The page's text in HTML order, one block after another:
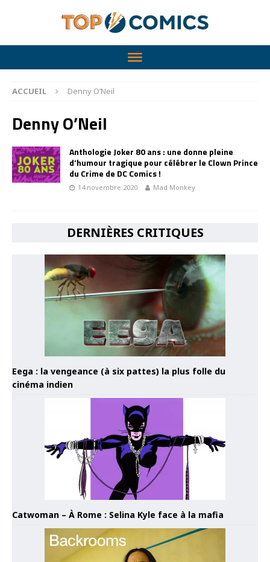
ACCUEIL Denny O’Neil
Denny O’Neil
Anthologie Joker 80 ans : une donne pleine
d’humour tragique pour célébrer le Clown Prince
du Crime de DC Comics !
14 novembre 2020 Mad Monkey
DERNIÈRES CRITIQUES
Eega : la vengeance (à six pattes) la plus folle du
cinéma indien
Catwoman – À Rome : Selina Kyle face à la mafia